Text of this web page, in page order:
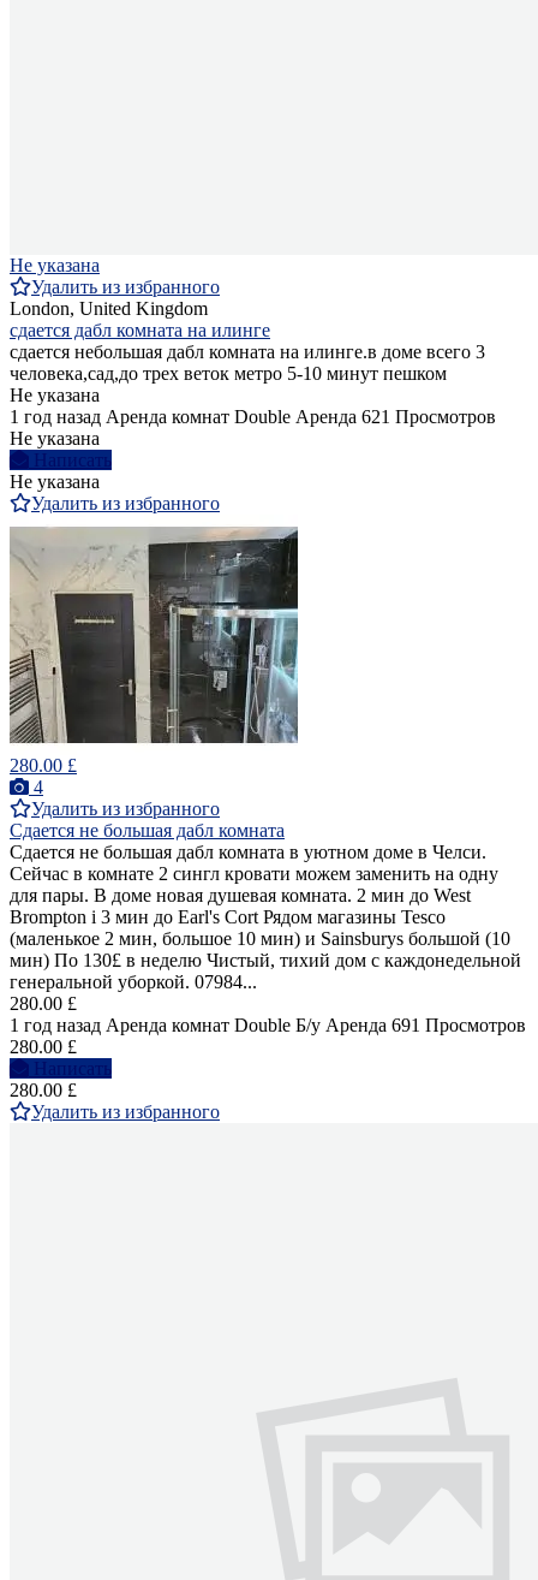
Не указана
Удалить из избранного
London, United Kingdom
сдается дабл комната на илинге
сдается небольшая дабл комната на илинге.в доме всего 3
человека,сад,до трех веток метро 5-10 минут пешком
Не указана
1 год назад Аренда комнат Double Аренда 621 Просмотров
Не указана
Написать
Не указана
Удалить из избранного
280.00 £
4
Удалить из избранного
Сдается не большая дабл комната
Сдается не большая дабл комната в уютном доме в Челси.
Сейчас в комнате 2 сингл кровати можем заменить на одну
для пары. В доме новая душевая комната. 2 мин до West
Brompton i 3 мин до Earl's Cort Рядом магазины Tesco
(маленькое 2 мин, большое 10 мин) и Sainsburys большой (10
мин) По 130£ в неделю Чистый, тихий дом с каждонедельной
генеральной уборкой. 07984...
280.00 £
1 год назад Аренда комнат Double Б/у Аренда 691 Просмотров
280.00 £
Написать
280.00 £
Удалить из избранного